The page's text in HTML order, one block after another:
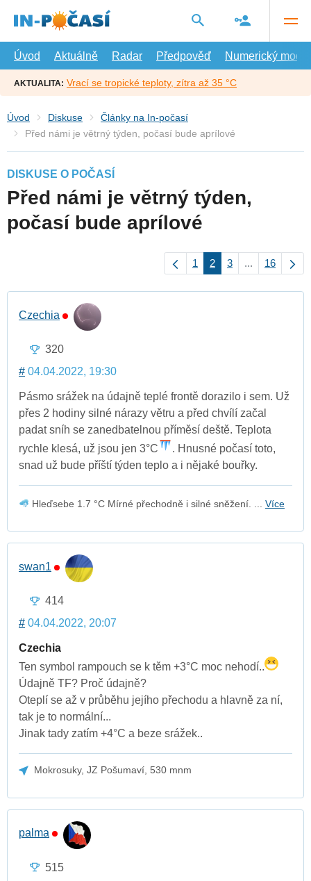
hlavní
Úvod
Aktuálně Radar Předpověď Numerický model
AKTUALITA: Vrací se tropické teploty, zítra až 35 °C
Úvod Diskuse
Články na In-počasí
Před námi je větrný týden, počasí bude aprílové
DISKUSE O POČASÍ
Před námi je větrný týden,
počasí bude aprílové
1 2 3 ... 16
Czechia
320
# 04.04.2022, 19:30
Pásmo srážek na údajně teplé frontě dorazilo i sem. Už
přes 2 hodiny silné nárazy větru a před chvílí začal
padat sníh se zanedbatelnou příměsí deště. Teplota
rychle klesá, už jsou jen 3°C
. Hnusné počasí toto,
snad už bude příští týden teplo a i nějaké bouřky.
Hleďsebe 1.7 °C Mírné přechodně i silné sněžení. ... Více
swan1
414
# 04.04.2022, 20:07
Czechia
Ten symbol rampouch se k těm +3°C moc nehodí..
Údajně TF? Proč údajně?
Oteplí se až v průběhu jejího přechodu a hlavně za ní,
tak je to normální...
Jinak tady zatím +4°C a beze srážek..
Mokrosuky, JZ Pošumaví, 530 mnm
palma
515